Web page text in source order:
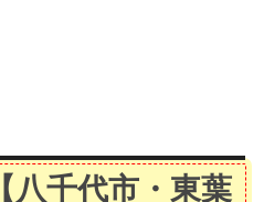
【八千代市・東葉